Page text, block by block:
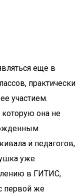
еще в
практически
участием.
которую она не
и педагогов,
уже
в ГИТИС,
первой же